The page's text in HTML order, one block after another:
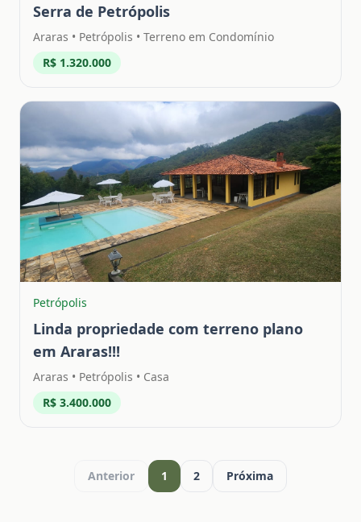
Serra de Petrópolis
Araras • Petrópolis • Terreno em Condomínio
R$ 1.320.000
Petrópolis
Linda propriedade com terreno plano
em Araras!!!
Araras • Petrópolis • Casa
R$ 3.400.000
Anterior 1 2 Próxima